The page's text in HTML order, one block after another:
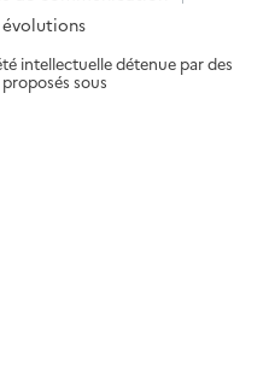
intellectuelle détenue par des
sous